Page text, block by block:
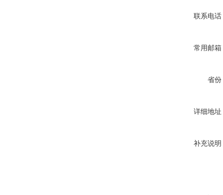
联系电话
常用邮箱
省份
详细地址
补充说明